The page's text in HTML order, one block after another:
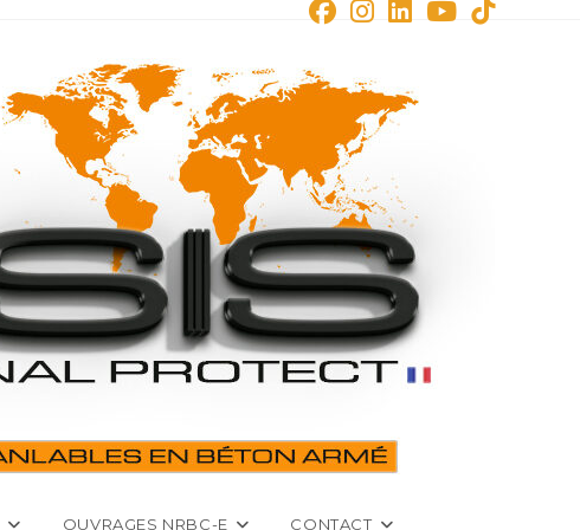
OUVRAGES NRBC-E CONTACT